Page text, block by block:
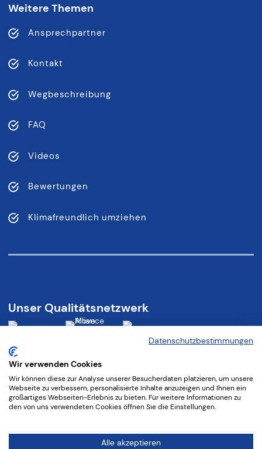
Weitere Themen
Ansprechpartner
Kontakt
Wegbeschreibung
FAQ
Videos
Bewertungen
Klimafreundlich umziehen
Unser Qualitätsnetzwerk
2026 Augsburger Möbelspedition Carl Domberger
Folgen Sie uns:
Datenschutzbestimmungen
Wir verwenden Cookies
Wir können diese zur Analyse unserer Besucherdaten platzieren, um unsere
Webseite zu verbessern, personalisierte Inhalte anzuzeigen und Ihnen ein
großartiges Webseiten-Erlebnis zu bieten. Für weitere Informationen zu
den von uns verwendeten Cookies öffnen Sie die Einstellungen.
Alle akzeptieren